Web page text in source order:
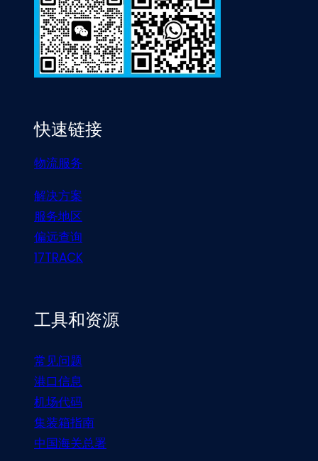
快速链接
物流服务
解决方案
服务地区
偏远查询
17TRACK
工具和资源
常见问题
港口信息
机场代码
集装箱指南
中国海关总署